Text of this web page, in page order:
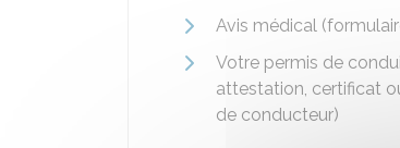
Avis médical
Votre permis de
attestation, certificat
de conducteur)